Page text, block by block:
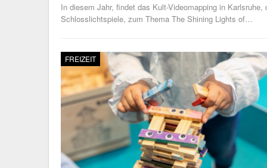
In diesem Jahr, findet das Kult-Videomapping in Karlsruhe,
Schlosslichtspiele, zum Thema The Shining Lights of…
FREIZEIT